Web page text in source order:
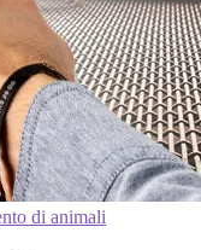
di animali